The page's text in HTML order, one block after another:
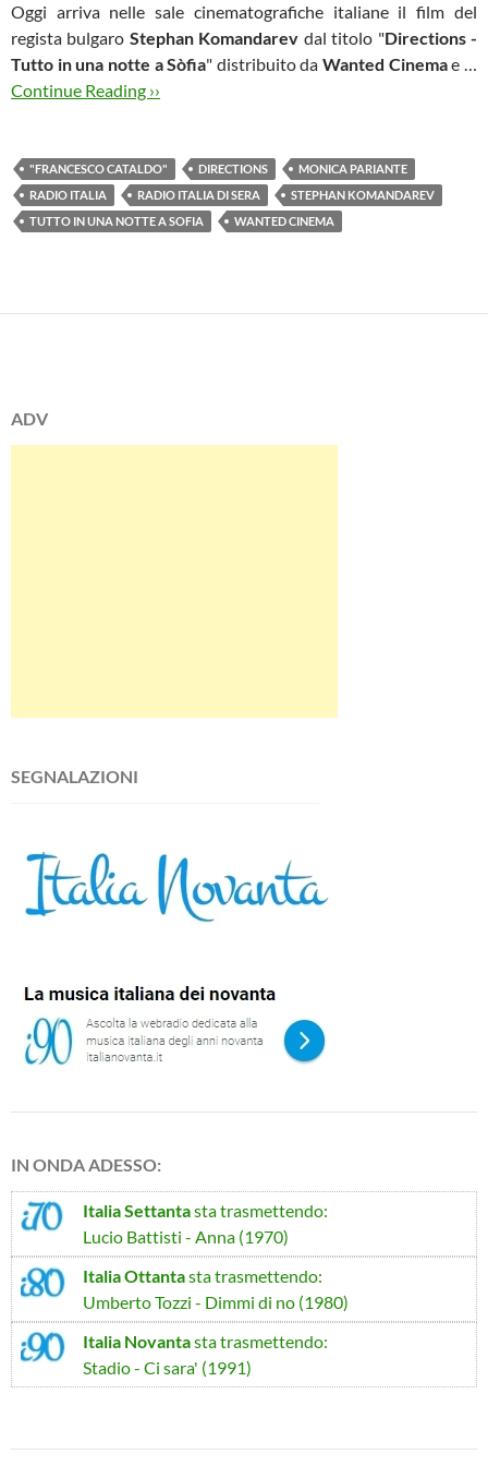
Oggi arriva nelle sale cinematografiche italiane il film del
regista bulgaro Stephan Komandarev dal titolo "Directions -
Tutto in una notte a Sòfia" distribuito daWanted Cinemae …
Continue Reading ››
"FRANCESCO CATALDO" DIRECTIONS
MONICA PARIANTE
RADIO ITALIA
RADIO ITALIA DI SERA
STEPHAN KOMANDAREV
TUTTO IN UNA NOTTE A SOFIA
WANTED CINEMA
ADV
SEGNALAZIONI
IN ONDA ADESSO:
Italia Settantasta trasmettendo:
Lucio Battisti - Anna (1970)
Italia Ottantasta trasmettendo:
Umberto Tozzi - Dimmi di no (1980)
Italia Novantasta trasmettendo:
Stadio - Ci sara' (1991)